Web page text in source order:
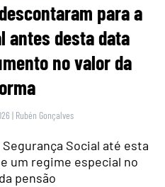
para a
antes desta data
no valor da
| Rubén Gonçalves
Social até esta
um regime especial no
pensão